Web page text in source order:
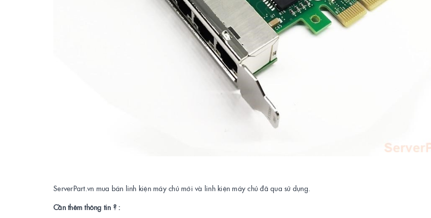
ServerPart.vn mua bán linh kiện máy chủ mới và linh kiện máy chủ đã qua sử dụng.
Cần thêm thông tin ? :